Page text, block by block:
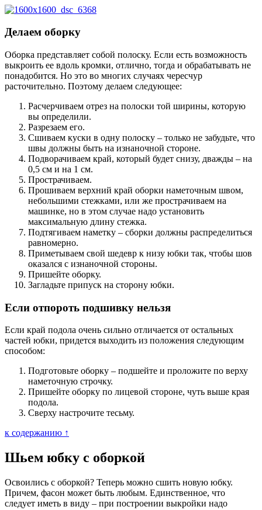
Делаем оборку
Оборка представляет собой полоску. Если есть возможность
выкроить ее вдоль кромки, отлично, тогда и обрабатывать не
понадобится. Но это во многих случаях чересчур
расточительно. Поэтому делаем следующее:
Расчерчиваем отрез на полоски той ширины, которую
вы определили.
Разрезаем его.
Сшиваем куски в одну полоску – только не забудьте, что
швы должны быть на изнаночной стороне.
Подворачиваем край, который будет снизу, дважды – на
0,5 см и на 1 см.
Прострачиваем.
Прошиваем верхний край оборки наметочным швом,
небольшими стежками, или же прострачиваем на
машинке, но в этом случае надо установить
максимальную длину стежка.
Подтягиваем наметку – сборки должны распределиться
равномерно.
Приметываем свой шедевр к низу юбки так, чтобы шов
оказался с изнаночной стороны.
Пришейте оборку.
Загладьте припуск на сторону юбки.
Если отпороть подшивку нельзя
Если край подола очень сильно отличается от остальных
частей юбки, придется выходить из положения следующим
способом:
Подготовьте оборку – подшейте и проложите по верху
наметочную строчку.
Пришейте оборку по лицевой стороне, чуть выше края
подола.
Сверху настрочите тесьму.
к содержанию ↑
Шьем юбку с оборкой
Освоились с оборкой? Теперь можно сшить новую юбку.
Причем, фасон может быть любым. Единственное, что
следует иметь в виду – при построении выкройки надо